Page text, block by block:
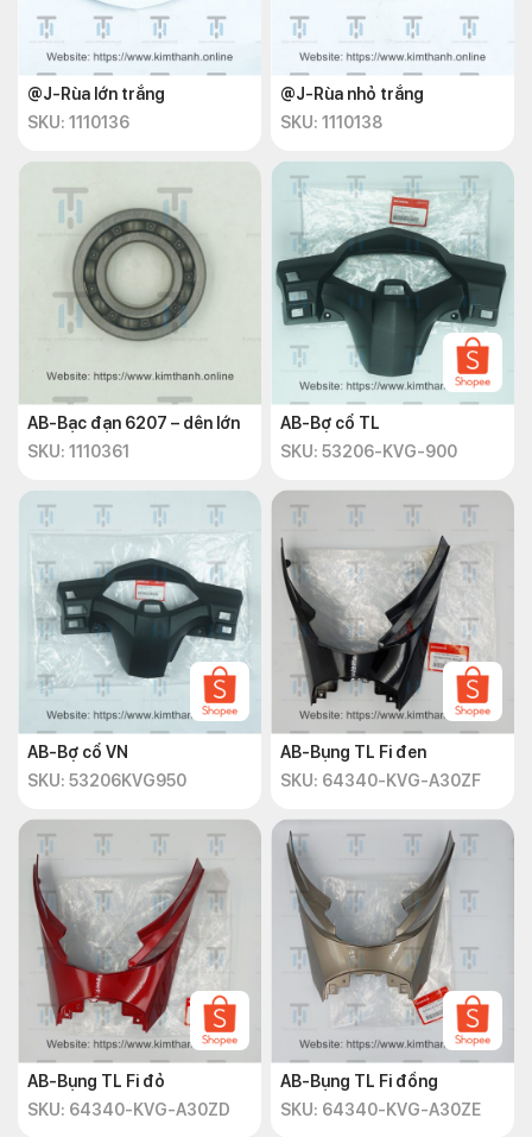
@J-Rùa lớn trắng
SKU: 1110136
@J-Rùa nhỏ trắng
SKU: 1110138
AB-Bạc đạn 6207 – dên lớn
SKU: 1110361
AB-Bợ cổ TL
SKU: 53206-KVG-900
AB-Bợ cổ VN
SKU: 53206KVG950
AB-Bụng TL Fi đen
SKU: 64340-KVG-A30ZF
AB-Bụng TL Fi đỏ
SKU: 64340-KVG-A30ZD
AB-Bụng TL Fi đồng
SKU: 64340-KVG-A30ZE